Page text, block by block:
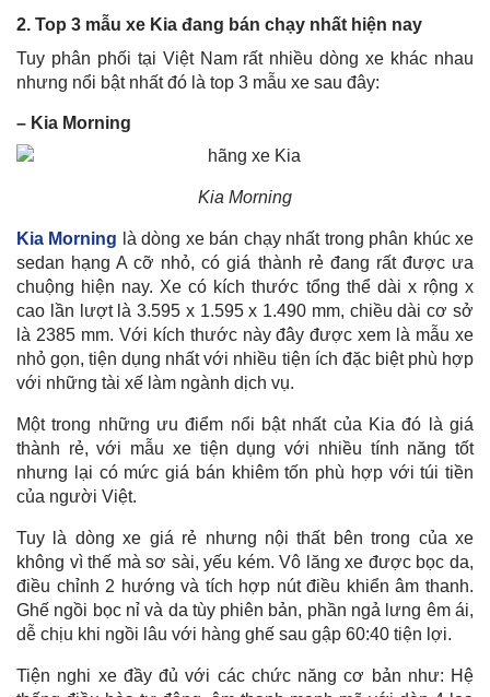
2. Top 3 mẫu xe Kia đang bán chạy nhất hiện nay
Tuy phân phối tại Việt Nam rất nhiều dòng xe khác nhau
nhưng nổi bật nhất đó là top 3 mẫu xe sau đây:
– Kia Morning
Kia Morning
Kia Morning là dòng xe bán chạy nhất trong phân khúc xe
sedan hạng A cỡ nhỏ, có giá thành rẻ đang rất được ưa
chuộng hiện nay. Xe có kích thước tổng thể dài x rộng x
cao lần lượt là 3.595 x 1.595 x 1.490 mm, chiều dài cơ sở
là 2385 mm. Với kích thước này đây được xem là mẫu xe
nhỏ gọn, tiện dụng nhất với nhiều tiện ích đặc biệt phù hợp
với những tài xế làm ngành dịch vụ.
Một trong những ưu điểm nổi bật nhất của Kia đó là giá
thành rẻ, với mẫu xe tiện dụng với nhiều tính năng tốt
nhưng lại có mức giá bán khiêm tốn phù hợp với túi tiền
của người Việt.
Tuy là dòng xe giá rẻ nhưng nội thất bên trong của xe
không vì thế mà sơ sài, yếu kém. Vô lăng xe được bọc da,
điều chỉnh 2 hướng và tích hợp nút điều khiển âm thanh.
Ghế ngồi bọc nỉ và da tùy phiên bản, phần ngả lưng êm ái,
dễ chịu khi ngồi lâu với hàng ghế sau gập 60:40 tiện lợi.
Tiện nghi xe đầy đủ với các chức năng cơ bản như: Hệ